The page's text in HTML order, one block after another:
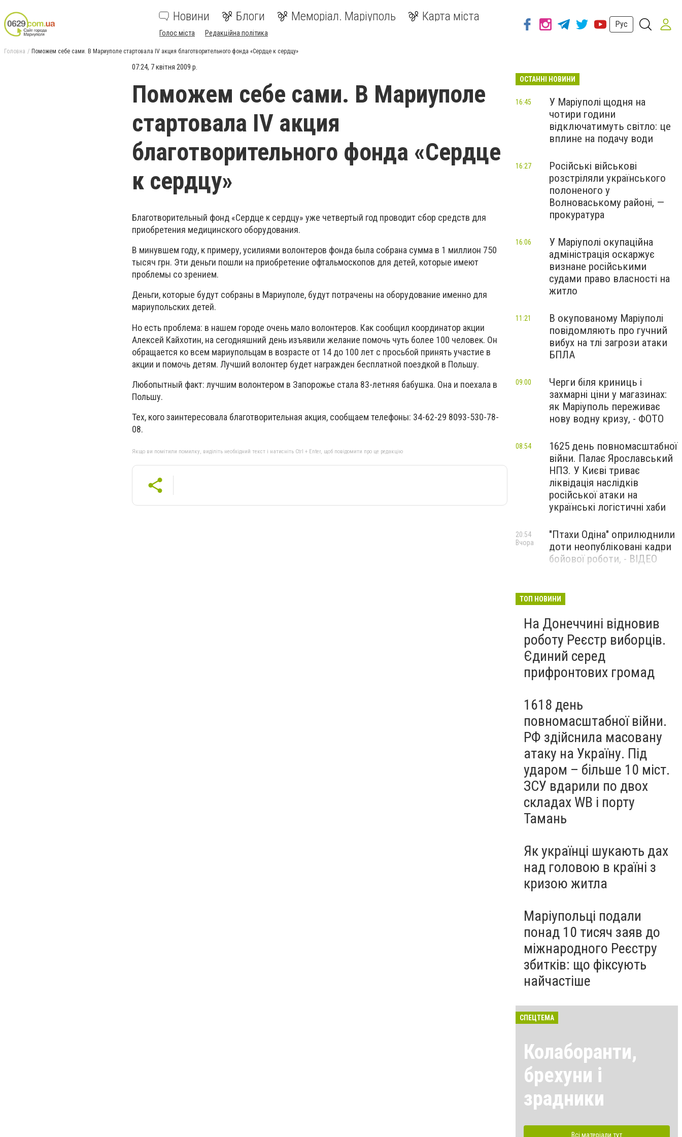
Новини Блоги Меморіал. Маріуполь Карта міста
Голос міста Редакційна політика
Рус
Головна Поможем себе сами. В Мариуполе стартовала IV акция благотворительного фонда «Сердце к сердцу»
07:24, 7 квітня 2009 р.
Поможем себе сами. В Мариуполе
стартовала IV акция
благотворительного фонда «Сердце
к сердцу»
Благотворительный фонд «Сердце к сердцу» уже четвертый год проводит сбор средств для
приобретения медицинского оборудования.
В минувшем году, к примеру, усилиями волонтеров фонда была собрана сумма в 1 миллион 750
тысяч грн. Эти деньги пошли на приобретение офтальмоскопов для детей, которые имеют
проблемы со зрением.
Деньги, которые будут собраны в Мариуполе, будут потрачены на оборудование именно для
мариупольских детей.
Но есть проблема: в нашем городе очень мало волонтеров. Как сообщил координатор акции
Алексей Кайхотин, на сегодняшний день изъявили желание помочь чуть более 100 человек. Он
обращается ко всем мариупольцам в возрасте от 14 до 100 лет с просьбой принять участие в
акции и помочь детям. Лучший волонтер будет награжден бесплатной поездкой в Польшу.
Любопытный факт: лучшим волонтером в Запорожье стала 83-летняя бабушка. Она и поехала в
Польшу.
Тех, кого заинтересовала благотворительная акция, сообщаем телефоны: 34-62-29 8093-530-78-
08.
Якщо ви помітили помилку, виділіть необхідний текст і натисніть Ctrl + Enter, щоб повідомити про це редакцію
ОСТАННІ НОВИНИ
У Маріуполі щодня на
чотири години
відключатимуть світло: це
вплине на подачу води
16:45
Російські військові
розстріляли українського
полоненого у
Волноваському районі, —
прокуратура
16:27
У Маріуполі окупаційна
адміністрація оскаржує
визнане російськими
судами право власності на
житло
16:06
В окупованому Маріуполі
повідомляють про гучний
вибух на тлі загрози атаки
БПЛА
11:21
Черги біля криниць і
захмарні ціни у магазинах:
як Маріуполь переживає
нову водну кризу, - ФОТО
09:00
1625 день повномасштабної
війни. Палає Ярославський
НПЗ. У Києві триває
ліквідація наслідків
російської атаки на
українські логістичні хаби
08:54
"Птахи Одіна" оприлюднили
доти неопубліковані кадри
бойової роботи, - ВІДЕО
20:54
Вчора
Бєдняков зіграє тата
новому українському
фільмі, - ФОТО
Вчора
ТОП НОВИНИ
На Донеччині відновив
роботу Реєстр виборців.
Єдиний серед
прифронтових громад
1618 день
повномасштабної війни.
РФ здійснила масовану
атаку на Україну. Під
ударом – більше 10 міст.
ЗСУ вдарили по двох
складах WB і порту
Тамань
Як українці шукають дах
над головою в країні з
кризою житла
Маріупольці подали
понад 10 тисяч заяв до
міжнародного Реєстру
збитків: що фіксують
найчастіше
СПЕЦТЕМА
Колаборанти,
брехуни і
зрадники
Всі матеріали тут